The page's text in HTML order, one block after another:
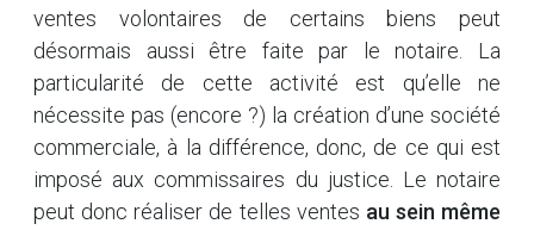
ventes volontaires de certains biens peut
désormais aussi être faite par le notaire. La
particularité de cette activité est qu’elle ne
nécessite pas (encore ?) la création d’une société
commerciale, à la différence, donc, de ce qui est
imposé aux commissaires du justice. Le notaire
peut donc réaliser de telles ventes au sein même